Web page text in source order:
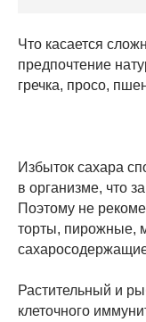
Что касается
предпочтение
гречка, просо,
Избыток сахара
в организме, что
Поэтому не
торты, пирожные,
Растительный и
клеточного